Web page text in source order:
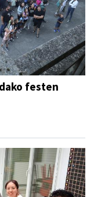
festen